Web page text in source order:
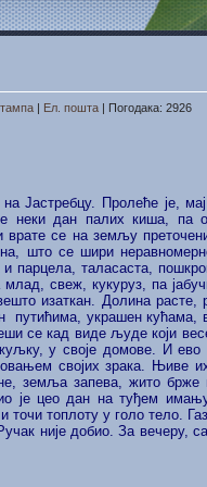
| Ел. пошта | Погодака: 2926
Јастребцу. Пролеће је,
дан палих киша, па
врате се на земљу
што се шири
парцела, таласаста,
свеж, кукуруз, па
изаткан. Долина
украшен кућама,
се кад виде људе који
у своје домове. И ево
својих зрака. Њиве
земља запева, жито брже
је цео дан на туђем
топлоту у голо тело.
није добио. За вечеру,